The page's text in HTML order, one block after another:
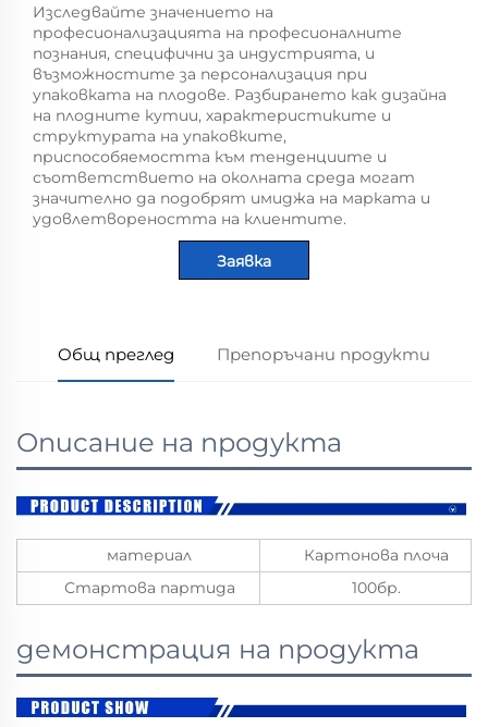
Изследвайте значението на
професионализацията на професионалните
познания, специфични за индустрията, и
възможностите за персонализация при
упаковката на плодове. Разбирането как дизайна
на плодните кутии, характеристиките и
структурата на упаковките,
приспособяемостта към тенденциите и
съответствието на околната среда могат
значително да подобрят имиджа на марката и
удовлетвореността на клиентите.
Заявка
Общ преглед Препоръчани продукти
Описание на продукта
материал
Картонова плоча
Стартова партида
100бр.
демонстрация на продукта